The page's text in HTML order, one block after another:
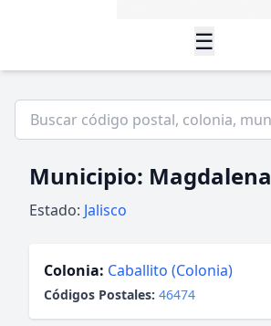
☰
Municipio: Magdalena
Estado: Jalisco
Colonia: Caballito (Colonia)
Códigos Postales: 46474